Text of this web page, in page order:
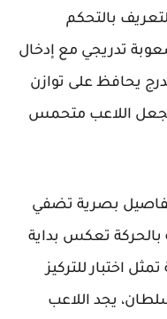
بالتحكم
تدريجي مع إدخال
يحافظ على توازن
يجعل اللاعب متحمس
بصرية تضفي
بالحركة تعكس بداية
اختبار للتركيز
يجد اللاعب